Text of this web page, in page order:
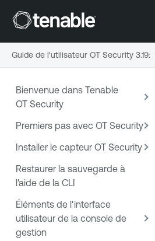
Bienvenue dans Tenable
OT Security
Premiers pas avec OT Security
Installer le capteur OT Security
Restaurer la sauvegarde à
l'aide de la CLI
Éléments de l'interface
utilisateur de la console de
gestion
Guide de l'utilisateur OT Security 3.19: